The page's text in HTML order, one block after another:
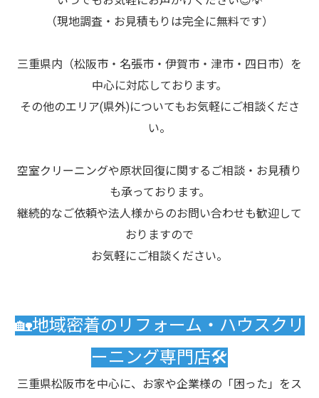
（現地調査・お見積もりは完全に無料です）
三重県内（松阪市・名張市・伊賀市・津市・四日市）を
中心に対応しております。
その他のエリア(県外)についてもお気軽にご相談くださ
い。
空室クリーニングや原状回復に関するご相談・お見積り
も承っております。
継続的なご依頼や法人様からのお問い合わせも歓迎して
おりますので
お気軽にご相談ください。
🏡地域密着のリフォーム・ハウスクリ
ーニング専門店🛠️
三重県松阪市を中心に、お家や企業様の「困った」をス